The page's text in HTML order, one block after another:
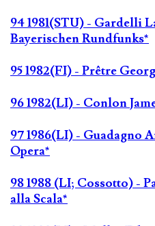
94 1981(STU) - Gardelli
Bayerischen Rundfunks*
95 1982(FI) - Prêtre
96 1982(LI) - Conlon
97 1986(LI) - Guadagno
Opera*
98 1988 (LI; Cossotto) -
alla Scala*